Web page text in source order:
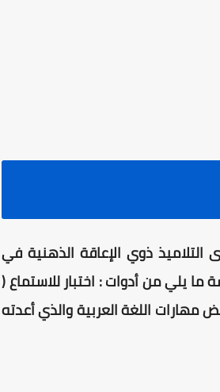
ذوي الإعاقة الذهنية في
ما يلي من أدوات : اختبار للاستماع (
مهارات اللغة العربية والذي أعدته